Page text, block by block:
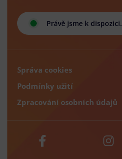
Právě jsme k dispozici.
Správa cookies
Podmínky užití
Zpracování osobních údajů